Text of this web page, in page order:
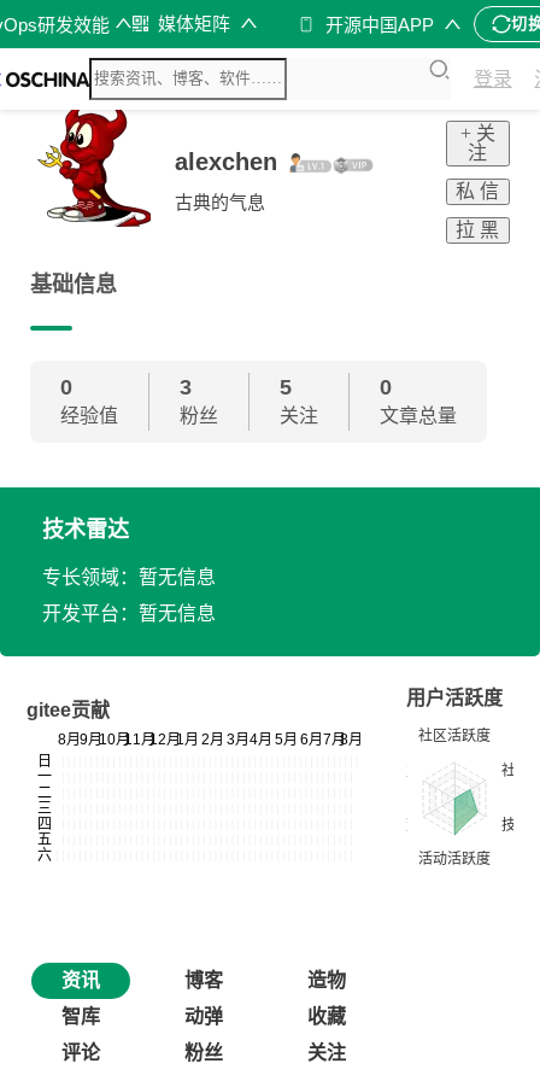
研发效能 媒体矩阵 开源中国APP 切
登录
alexchen
古典的气息
+ 关
注
私 信
拉 黑
基础信息
0
经验值
3
粉丝
5
关注
0
文章总量
技术雷达
专长领域：暂无信息
开发平台：暂无信息
gitee贡献
用户活跃度
资讯 博客
造物
智库
动弹
收藏
评论
粉丝 关注